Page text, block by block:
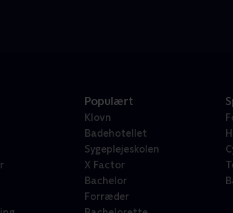
Populært
Klovn
Badehotellet
Sygeplejeskolen
X Factor
Bachelor
Forræder